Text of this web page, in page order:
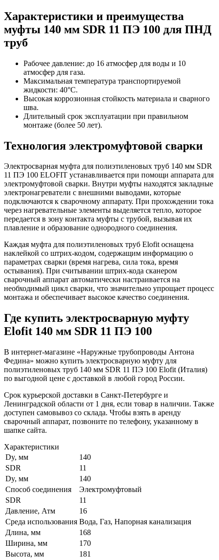
Характеристики и преимущества
муфты 140 мм SDR 11 ПЭ 100 для ПНД
труб
Рабочее давление: до 16 атмосфер для воды и 10
атмосфер для газа.
Максимальная температура транспортируемой
жидкости: 40°C.
Высокая коррозионная стойкость материала и сварного
шва.
Длительный срок эксплуатации при правильном
монтаже (более 50 лет).
Технология электромуфтовой сварки
Электросварная муфта для полиэтиленовых труб 140 мм SDR
11 ПЭ 100 ELOFIT устанавливается при помощи аппарата для
электромуфтовой сварки. Внутри муфты находятся закладные
электронагреватели с внешними выводами, которые
подключаются к сварочному аппарату. При прохождении тока
через нагревательные элементы выделяется тепло, которое
передается в зону контакта муфты с трубой, вызывая их
плавление и образование однородного соединения.
Каждая муфта для полиэтиленовых труб Elofit оснащена
наклейкой со штрих-кодом, содержащим информацию о
параметрах сварки (время нагрева, сила тока, время
остывания). При считывании штрих-кода сканером
сварочный аппарат автоматически настраивается на
необходимый цикл сварки, что значительно упрощает процесс
монтажа и обеспечивает высокое качество соединения.
Где купить электросварную муфту
Elofit 140 мм SDR 11 ПЭ 100
В интернет-магазине «Наружные трубопроводы Антона
Федина» можно купить электросварную муфту для
полиэтиленовых труб 140 мм SDR 11 ПЭ 100 Elofit (Италия)
по выгодной цене с доставкой в любой город России.
Срок курьерской доставки в Санкт-Петербурге и
Ленинградской области от 1 дня, если товар в наличии. Также
доступен самовывоз со склада. Чтобы взять в аренду
сварочный аппарат, позвоните по телефону, указанному в
шапке сайта.
Характеристики
Dy, мм
140
SDR
11
Dy, мм
140
Способ соединения
Электромуфтовый
SDR
11
Давление, Атм
16
Среда использования Вода, Газ, Напорная канализация
Длина, мм
168
Ширина, мм
170
Высота, мм
181